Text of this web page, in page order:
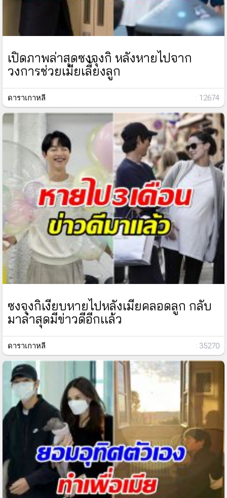
เปิดภาพล่าสุดซงจุงกิ หลังหายไปจาก
วงการช่วยเมียเลี้ยงลูก
ดาราเกาหลี : 12674
ซงจุงกิเงียบหายไปหลังเมียคลอดลูก กลับ
มาล่าสุดมีข่าวดีอีกเเล้ว
ดาราเกาหลี : 35270